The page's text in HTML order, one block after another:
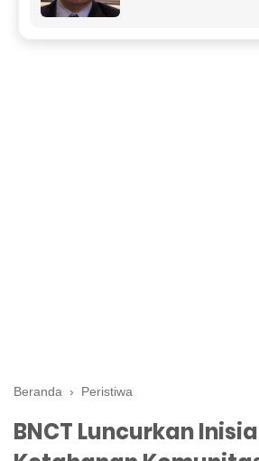
Beranda › Peristiwa
BNCT Luncurkan